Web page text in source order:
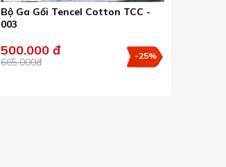
Bộ Ga Gối Tencel Cotton TCC -
003
500.000 đ
665.000đ
-25%